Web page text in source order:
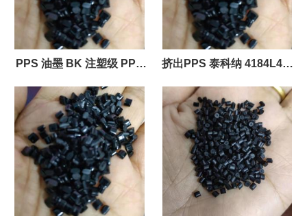
PPS 油墨 BK 注塑级 PPS
FZ-1130
挤出PPS 泰科纳 4184L4增
强级 耐热性，高 硬度高 阻燃
性